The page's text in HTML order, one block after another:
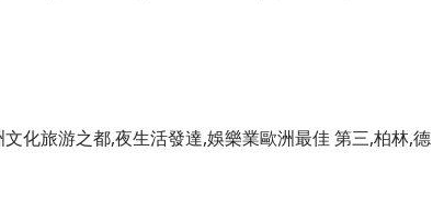
化旅游之都,夜生活發達,娛樂業歐洲最佳 第三,柏林,德